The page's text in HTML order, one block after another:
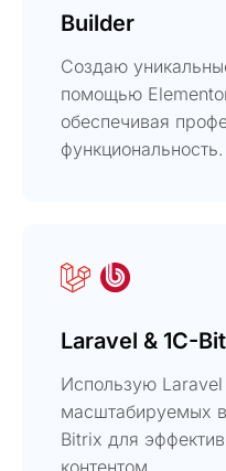
Builder
Создаю
помощью
обеспечивая
функциональность.
Laravel & 1C-
Использую
масштабируемых
Bitrix для
контентом.